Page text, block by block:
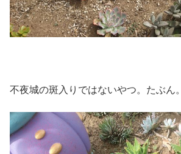
不夜城の斑入りではないやつ。たぶん。